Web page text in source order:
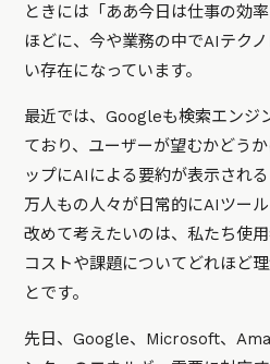
ときには「ああ今日は仕事の効
ほどに、今や業務の中でAIテク
い存在になっています。
最近では、Googleも検索エンジ
ており、ユーザーが望むかどう
ップにAIによる要約が表示され
万人もの人々が日常的にAIツー
改めて考えたいのは、私たち使
コストや課題についてどれほど
とです。
先日、Google、Microsoft、